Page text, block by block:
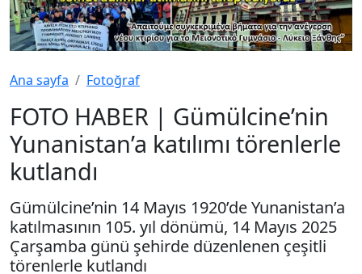
Ana sayfa Fotoğraf
FOTO HABER | Gümülcine’nin
Yunanistan’a katılımı törenlerle
kutlandı
Gümülcine’nin 14 Mayıs 1920’de Yunanistan’a
katılmasının 105. yıl dönümü, 14 Mayıs 2025
Çarşamba günü şehirde düzenlenen çeşitli
törenlerle kutlandı